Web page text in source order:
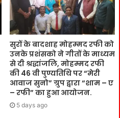
सुरों के बादशाह मोहम्मद रफी को
उनके प्रशंसको ने गीतों के माध्यम
से दी श्रद्धांजलि, मोहम्मद रफी
की 46 वी पुण्यतिथि पर “मेरी
आवाज सुनो” ग्रुप द्वारा “शाम – ए
– रफी” का हुआ आयोजन.
5 days ago